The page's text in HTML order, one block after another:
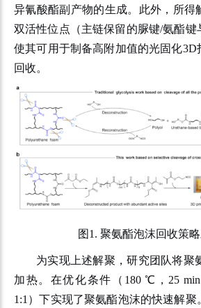
异氰酸酯副产物的生成。此外，所得
双活性位点（主链保留的脲键/氨酯键
使其可用于制备高附加值的光固化3D
回收。
图 1. 聚氨酯泡沫回收策略
为实现上述解聚，研究团队将聚
加热。在优化条件（180 ℃，25
1:1）下实现了聚氨酯泡沫的快速解